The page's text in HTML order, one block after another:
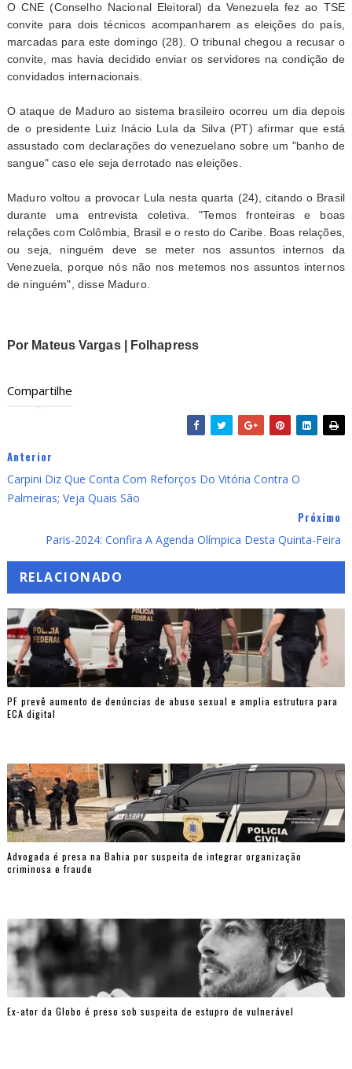
O CNE (Conselho Nacional Eleitoral) da Venezuela fez ao TSE
convite para dois técnicos acompanharem as eleições do país,
marcadas para este domingo (28). O tribunal chegou a recusar o
convite, mas havia decidido enviar os servidores na condição de
convidados internacionais.
O ataque de Maduro ao sistema brasileiro ocorreu um dia depois
de o presidente Luiz Inácio Lula da Silva (PT) afirmar que está
assustado com declarações do venezuelano sobre um "banho de
sangue" caso ele seja derrotado nas eleições.
Maduro voltou a provocar Lula nesta quarta (24), citando o Brasil
durante uma entrevista coletiva. "Temos fronteiras e boas
relações com Colômbia, Brasil e o resto do Caribe. Boas relações,
ou seja, ninguém deve se meter nos assuntos internos da
Venezuela, porque nós não nos metemos nos assuntos internos
de ninguém", disse Maduro.
Por Mateus Vargas | Folhapress
Compartilhe
Anterior
Carpini Diz Que Conta Com Reforços Do Vitória Contra O
Palmeiras; Veja Quais São
Próximo
Paris-2024: Confira A Agenda Olímpica Desta Quinta-Feira
RELACIONADO
PF prevê aumento de denúncias de abuso sexual e amplia estrutura para
ECA digital
Advogada é presa na Bahia por suspeita de integrar organização
criminosa e fraude
Ex-ator da Globo é preso sob suspeita de estupro de vulnerável